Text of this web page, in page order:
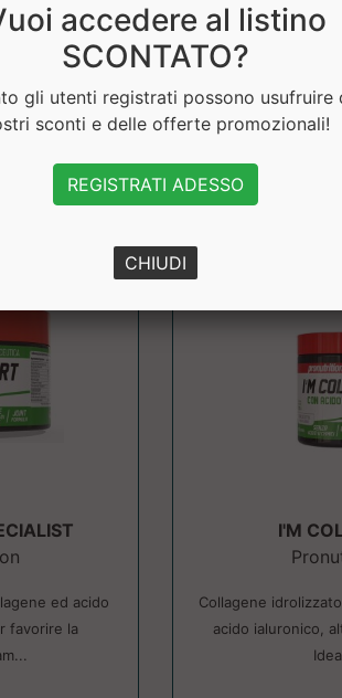
Licopene
Vitamina D3
ed acido
favorire la
I'M
Collagene
acido ialuronico,
accedere al listino
SCONTATO?
gli utenti registrati possono usufruire
sconti e delle offerte promozionali!
REGISTRATI ADESSO
CHIUDI